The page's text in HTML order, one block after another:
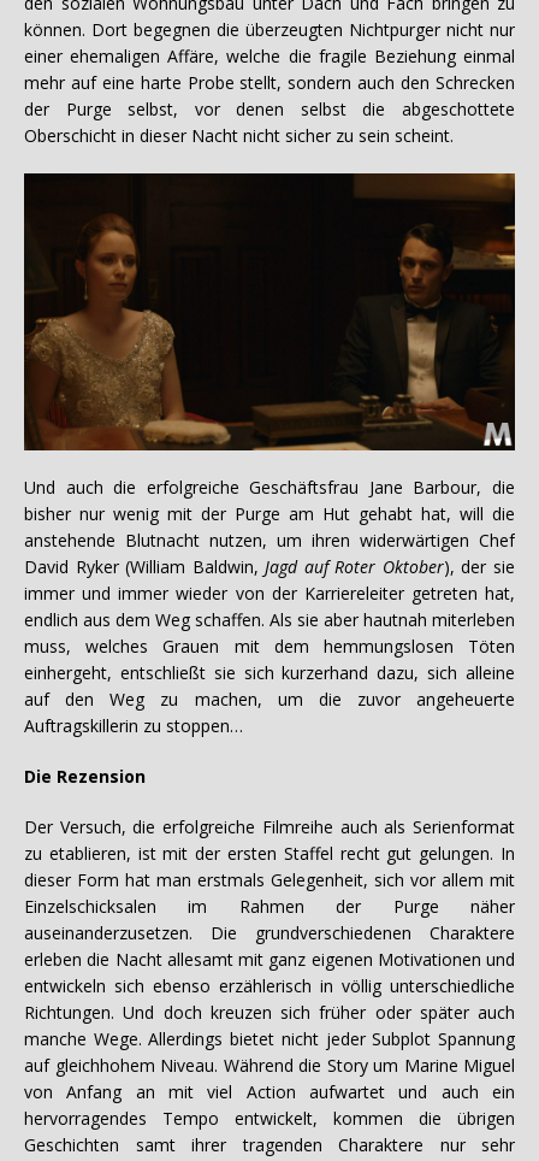
können. Dort begegnen die überzeugten Nichtpurger nicht nur
einer ehemaligen Affäre, welche die fragile Beziehung einmal
mehr auf eine harte Probe stellt, sondern auch den Schrecken
der Purge selbst, vor denen selbst die abgeschottete
Oberschicht in dieser Nacht nicht sicher zu sein scheint.
Und auch die erfolgreiche Geschäftsfrau Jane Barbour, die
bisher nur wenig mit der Purge am Hut gehabt hat, will die
anstehende Blutnacht nutzen, um ihren widerwärtigen Chef
David Ryker (William Baldwin, Jagd auf Roter Oktober), der sie
immer und immer wieder von der Karriereleiter getreten hat,
endlich aus dem Weg schaffen. Als sie aber hautnah miterleben
muss, welches Grauen mit dem hemmungslosen Töten
einhergeht, entschließt sie sich kurzerhand dazu, sich alleine
auf den Weg zu machen, um die zuvor angeheuerte
Auftragskillerin zu stoppen…
Die Rezension
Der Versuch, die erfolgreiche Filmreihe auch als Serienformat
zu etablieren, ist mit der ersten Staffel recht gut gelungen. In
dieser Form hat man erstmals Gelegenheit, sich vor allem mit
Einzelschicksalen im Rahmen der Purge näher
auseinanderzusetzen. Die grundverschiedenen Charaktere
erleben die Nacht allesamt mit ganz eigenen Motivationen und
entwickeln sich ebenso erzählerisch in völlig unterschiedliche
Richtungen. Und doch kreuzen sich früher oder später auch
manche Wege. Allerdings bietet nicht jeder Subplot Spannung
auf gleichhohem Niveau. Während die Story um Marine Miguel
von Anfang an mit viel Action aufwartet und auch ein
hervorragendes Tempo entwickelt, kommen die übrigen
Geschichten samt ihrer tragenden Charaktere nur sehr